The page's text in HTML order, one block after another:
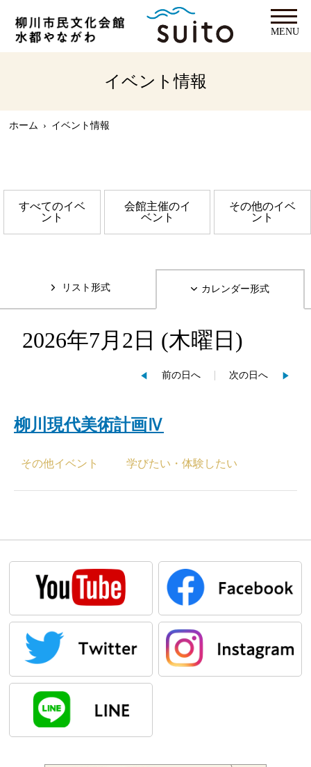
MENU
イベント情報
ホーム › イベント情報
すべてのイベ
ント
会館主催のイ
ベント
その他のイベ
ント
リスト形式 カレンダー形式
2026年7月2日 (木曜日 )
前の日へ 次の日へ
柳川現代美術計画Ⅳ
その他イベント 学びたい・体験したい